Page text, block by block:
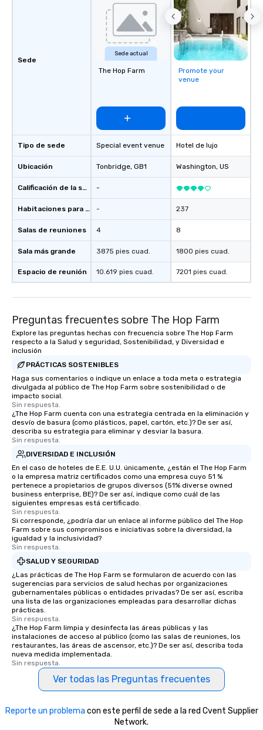
Sede
Tipo de sede
Ubicación
Calificación de la sede
Habitaciones para huéspedes
Salas de reuniones
Sala más grande
Espacio de reunión
Sede actual
The Hop Farm
Special event venue
Tonbridge, GB1
-
-
4
3875 pies cuad.
10.619 pies cuad.
Promote your
venue
Hotel de lujo
Washington, US
237
8
1800 pies cuad.
7201 pies cuad.
Preguntas frecuentes sobre The Hop Farm
Explore las preguntas hechas con frecuencia sobre The Hop Farm
respecto a la Salud y seguridad, Sostenibilidad, y Diversidad e
inclusión
PRÁCTICAS SOSTENIBLES
Haga sus comentarios o indique un enlace a toda meta o estrategia
divulgada al público de The Hop Farm sobre sostenibilidad o de
impacto social.
Sin respuesta.
¿The Hop Farm cuenta con una estrategia centrada en la eliminación y
desvío de basura (como plásticos, papel, cartón, etc.)? De ser así,
describa su estrategia para eliminar y desviar la basura.
Sin respuesta.
DIVERSIDAD E INCLUSIÓN
En el caso de hoteles de E.E. U.U. únicamente, ¿están el The Hop Farm
o la empresa matriz certificados como una empresa cuyo 51 %
pertenece a propietarios de grupos diversos (51% diverse owned
business enterprise, BE)? De ser así, indique como cuál de las
siguientes empresas está certificado.
Sin respuesta.
Si corresponde, ¿podría dar un enlace al informe público del The Hop
Farm sobre sus compromisos e iniciativas sobre la diversidad, la
igualdad y la inclusividad?
Sin respuesta.
SALUD Y SEGURIDAD
¿Las prácticas de The Hop Farm se formularon de acuerdo con las
sugerencias para servicios de salud hechas por organizaciones
gubernamentales públicas o entidades privadas? De ser así, escriba
una lista de las organizaciones empleadas para desarrollar dichas
prácticas.
Sin respuesta.
¿The Hop Farm limpia y desinfecta las áreas públicas y las
instalaciones de acceso al público (como las salas de reuniones, los
restaurantes, las áreas de ascensor, etc.)? De ser así, describa toda
nueva medida implementada.
Sin respuesta.
Ver todas las Preguntas frecuentes
Reporte un problema con este perfil de sede a la red Cvent Supplier
Network.